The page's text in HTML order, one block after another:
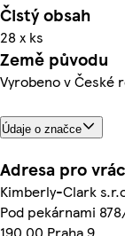
Čistý obsah
28 x ks
Země původu
Vyrobeno v České
Údaje o značce
Adresa pro
Kimberly-Clark
Pod pekárnami